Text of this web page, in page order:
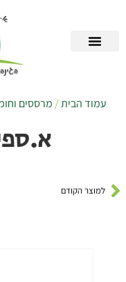
עמוד הבית/מרססים
למוצר הקודם